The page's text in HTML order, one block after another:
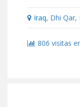
Iraq, Dhi Qar,
806 visitas